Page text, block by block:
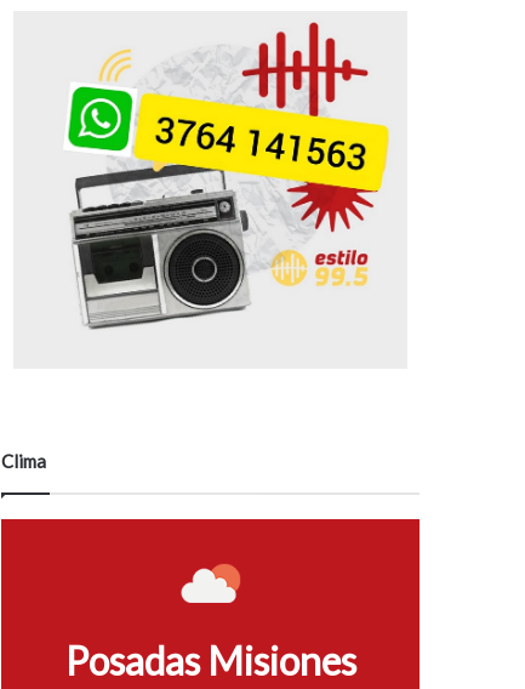
Clima
Posadas Misiones